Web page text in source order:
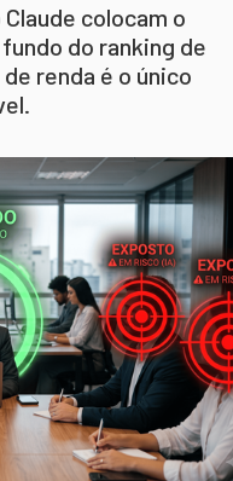
colocam o
do ranking de
renda é o único